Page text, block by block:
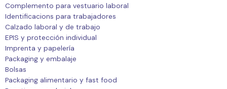
Complemento para vestuario laboral
Identificacions para trabajadores
Calzado laboral y de trabajo
EPIS y protección individual
Imprenta y papelería
Packaging y embalaje
Bolsas
Packaging alimentario y fast food